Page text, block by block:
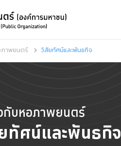
ภาพยนตร์ วิสัยทัศน์และพันธกิจ
กับหอภาพยนตร์
ทัศน์และพันธกิจ